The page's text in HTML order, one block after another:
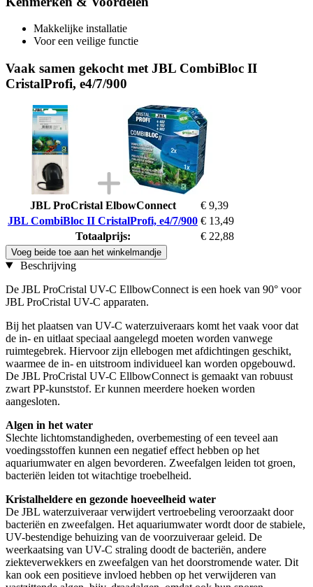
Makkelijke installatie
Voor een veilige functie
Vaak samen gekocht met JBL CombiBloc II
CristalProfi, e4/7/900
JBL ProCristal ElbowConnect
€ 9,39
JBL CombiBloc II CristalProfi, e4/7/900 € 13,49
Totaalprijs:
€ 22,88
Voeg beide toe aan het winkelmandje
Beschrijving
De JBL ProCristal UV-C EllbowConnect is een hoek van 90° voor
JBL ProCristal UV-C apparaten.
Bij het plaatsen van UV-C waterzuiveraars komt het vaak voor dat
de in- en uitlaat speciaal aangelegd moeten worden vanwege
ruimtegebrek. Hiervoor zijn ellebogen met afdichtingen geschikt,
waarmee de in- en uitstroom individueel kan worden opgebouwd.
De JBL ProCristal UV-C EllbowConnect is gemaakt van robuust
zwart PP-kunststof. Er kunnen meerdere hoeken worden
aangesloten.
Algen in het water
Slechte lichtomstandigheden, overbemesting of een teveel aan
voedingsstoffen kunnen een negatief effect hebben op het
aquariumwater en algen bevorderen. Zweefalgen leiden tot groen,
bacteriën leiden tot witachtige troebelheid.
Kristalheldere en gezonde hoeveelheid water
De JBL waterzuiveraar verwijdert vertroebeling veroorzaakt door
bacteriën en zweefalgen. Het aquariumwater wordt door de stabiele,
UV-bestendige behuizing van de voorzuiveraar geleid. De
weerkaatsing van UV-C straling doodt de bacteriën, andere
ziekteverwekkers en zweefalgen van het doorstromende water. Dit
kan ook een positieve invloed hebben op het verwijderen van